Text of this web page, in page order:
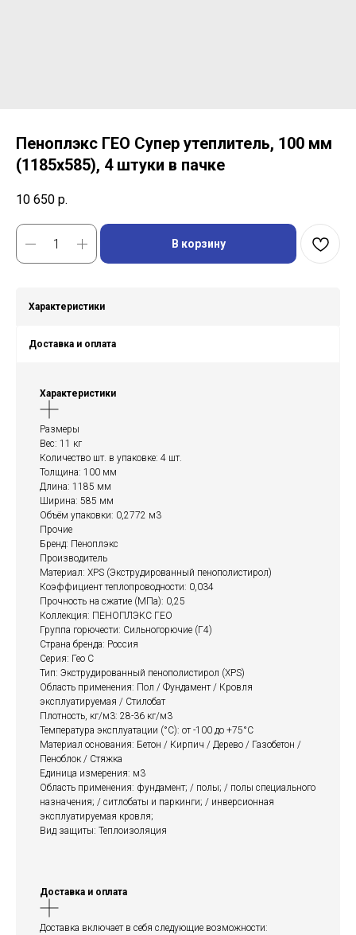
Пеноплэкс ГЕО Супер утеплитель, 100 мм
(1185x585), 4 штуки в пачке
10 650 р.
В корзину
Характеристики
Доставка и оплата
Характеристики
Размеры
Вес: 11 кг
Количество шт. в упаковке: 4 шт.
Толщина: 100 мм
Длина: 1185 мм
Ширина: 585 мм
Объём упаковки: 0,2772 м3
Прочие
Бренд: Пеноплэкс
Производитель
Материал: XPS (Экструдированный пенополистирол)
Коэффициент теплопроводности: 0,034
Прочность на сжатие (МПа): 0,25
Коллекция: ПЕНОПЛЭКС ГЕО
Группа горючести: Сильногорючие (Г4)
Страна бренда: Россия
Серия: Гео C
Тип: Экструдированный пенополистирол (XPS)
Область применения: Пол / Фундамент / Кровля
эксплуатируемая / Стилобат
Плотность, кг/м3: 28-36 кг/м3
Температура эксплуатации (°C): от -100 до +75°С
Материал основания: Бетон / Кирпич / Дерево / Газобетон /
Пеноблок / Стяжка
Единица измерения: м3
Область применения: фундамент; / полы; / полы специального
назначения; / ситлобаты и паркинги; / инверсионная
эксплуатируемая кровля;
Вид защиты: Теплоизоляция
Доставка и оплата
Доставка включает в себя следующие возможности: